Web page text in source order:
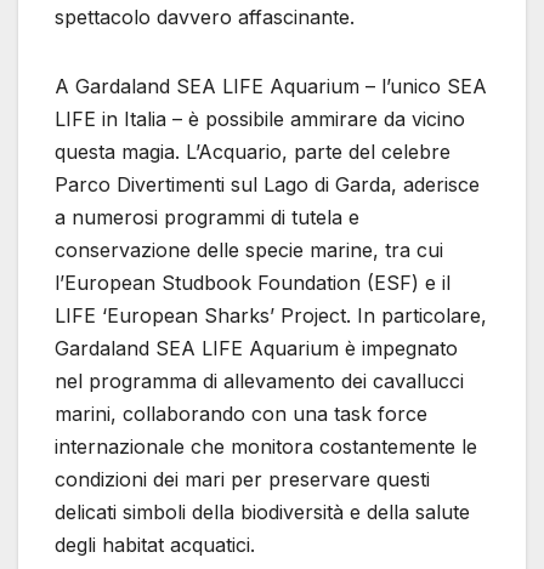
spettacolo davvero affascinante.
A Gardaland SEA LIFE Aquarium – l’unico SEA
LIFE in Italia – è possibile ammirare da vicino
questa magia. L’Acquario, parte del celebre
Parco Divertimenti sul Lago di Garda, aderisce
a numerosi programmi di tutela e
conservazione delle specie marine, tra cui
l’European Studbook Foundation (ESF) e il
LIFE ‘European Sharks’ Project. In particolare,
Gardaland SEA LIFE Aquarium è impegnato
nel programma di allevamento dei cavallucci
marini, collaborando con una task force
internazionale che monitora costantemente le
condizioni dei mari per preservare questi
delicati simboli della biodiversità e della salute
degli habitat acquatici.